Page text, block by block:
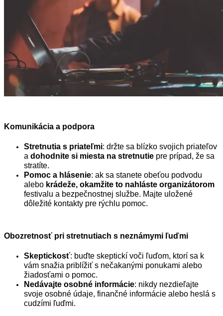
Komunikácia a podpora
Stretnutia s priateľmi: držte sa blízko svojich priateľov
a dohodnite si miesta na stretnutie pre prípad, že sa
stratíte.
Pomoc a hlásenie: ak sa stanete obeťou podvodu
alebo krádeže, okamžite to nahláste organizátorom
festivalu a bezpečnostnej službe. Majte uložené
dôležité kontakty pre rýchlu pomoc.
Obozretnosť pri stretnutiach s neznámymi ľuďmi
Skeptickosť: buďte skeptickí voči ľuďom, ktorí sa k
vám snažia priblížiť s nečakanými ponukami alebo
žiadosťami o pomoc.
Nedávajte osobné informácie: nikdy nezdieľajte
svoje osobné údaje, finančné informácie alebo heslá s
cudzími ľuďmi.